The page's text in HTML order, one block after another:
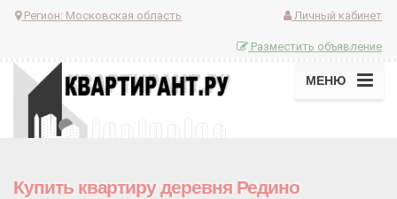
Регион: Московская область Личный кабинет
Разместить объявление
МЕНЮ
Купить квартиру деревня Редино